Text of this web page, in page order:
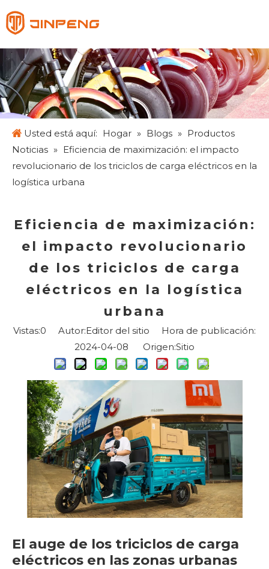
Français
Pусский
Usted está aquí: Hogar » Blogs » Productos
Noticias » Eficiencia de maximización: el impacto
revolucionario de los triciclos de carga eléctricos en la
logística urbana
Eficiencia de maximización:
el impacto revolucionario
de los triciclos de carga
eléctricos en la logística
urbana
Vistas:0 Autor:Editor del sitio Hora de publicación:
2024-04-08 Origen:Sitio
El auge de los triciclos de carga
eléctricos en las zonas urbanas